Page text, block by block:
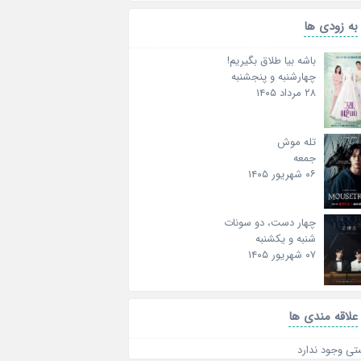
به زودی ها
باشه بیا طلاق بگیریم!
چهارشنبه و پنجشنبه
۲۸ مرداد ۱۴۰۵
تله موش
جمعه
۰۶ شهریور ۱۴۰۵
چهار دست، دو سونات
شنبه و یکشنبه
۰۷ شهریور ۱۴۰۵
علاقه‌ مندی ها
وجود ندارد